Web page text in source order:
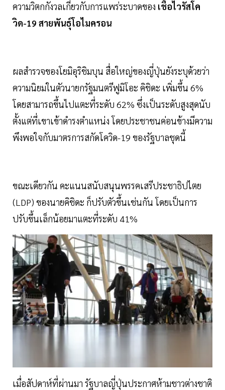
ความวิตกกังวลเกี่ยวกับการแพร่ระบาดของ เชื้อไวรัสโค
วิด-19 สายพันธุ์โอไมครอน
ผลสำรวจของโยมิอุริชิมบุน สื่อใหญ่ของญี่ปุ่นยังระบุด้วยว่า
ความนิยมในตัวนายกรัฐมนตรีฟูมิโอะ คิชิดะ เพิ่มขึ้น 6%
โดยสามารถขึ้นไปแตะที่ระดับ 62% ซึ่งเป็นระดับสูงสุดนับ
ตั้งแต่ที่เขาเข้าดำรงตำแหน่ง โดยประชาชนค่อนข้างมีความ
พึงพอใจกับมาตรการสกัดโควิด-19 ของรัฐบาลชุดนี้
ขณะเดียวกัน คะแนนสนับสนุนพรรคเสรีประชาธิปไตย
(LDP) ของนายคิชิดะ ก็ปรับตัวขึ้นเช่นกัน โดยเป็นการ
ปรับขึ้นเล็กน้อยมาแตะที่ระดับ 41%
เมื่อสัปดาห์ที่ผ่านมา รัฐบาลญี่ปุ่นประกาศห้ามชาวต่างชาติ